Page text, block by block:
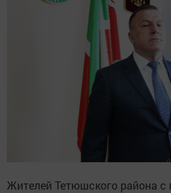
Жителей Тетюшского района с